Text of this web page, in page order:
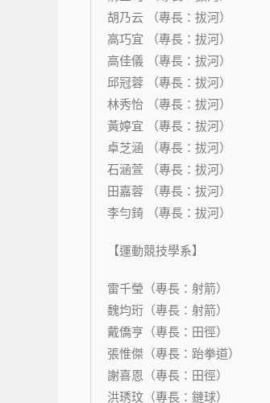
胡乃云 （專長：拔河）
高巧宜 （專長：拔河）
高佳儀 （專長：拔河）
邱冠蓉 （專長：拔河）
林秀怡 （專長：拔河）
黃婷宜 （專長：拔河）
卓芝涵 （專長：拔河）
石涵萱 （專長：拔河）
田嘉蓉 （專長：拔河）
李勻錡 （專長：拔河）
【運動競技學系】
雷千瑩（專長：射箭）
魏均珩（專長：射箭）
戴僑亨（專長：田徑）
張惟傑（專長：跆拳道）
謝喜恩（專長：田徑）
洪琇玟（專長：鏈球）